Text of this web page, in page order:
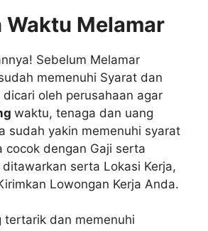
Waktu Melamar
Sebelum Melamar
memenuhi Syarat dan
oleh perusahaan agar
waktu, tenaga dan uang
sudah yakin memenuhi syarat
cocok dengan Gaji serta
serta Lokasi Kerja,
Lowongan Kerja Anda.
tertarik dan memenuhi